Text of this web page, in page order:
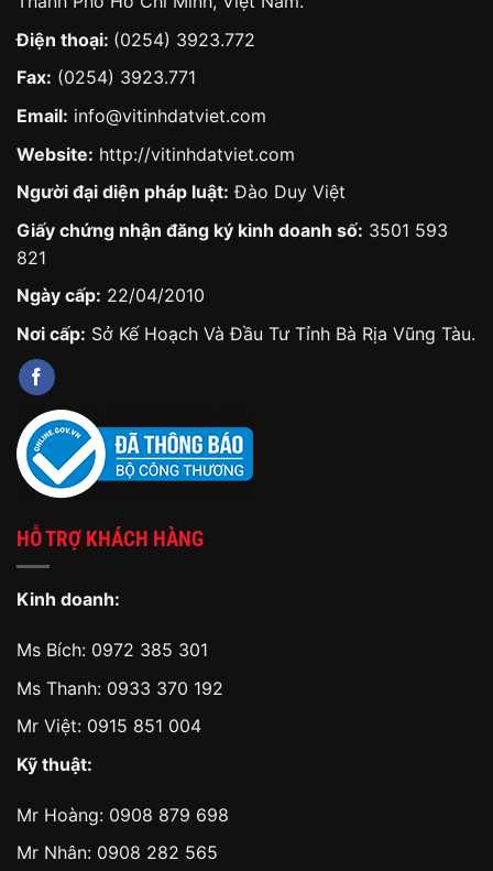
Điện thoại: (0254) 3923.772
Fax: (0254) 3923.771
Email: info@vitinhdatviet.com
Website: http://vitinhdatviet.com
Người đại diện pháp luật: Đào Duy Việt
Giấy chứng nhận đăng ký kinh doanh số: 3501 593
821
Ngày cấp: 22/04/2010
Nơi cấp: Sở Kế Hoạch Và Đầu Tư Tỉnh Bà Rịa Vũng Tàu.
HỖ TRỢ KHÁCH HÀNG
Kinh doanh:
Ms Bích: 0972 385 301
Ms Thanh: 0933 370 192
Mr Việt: 0915 851 004
Kỹ thuật:
Mr Hoàng: 0908 879 698
Mr Nhân: 0908 282 565